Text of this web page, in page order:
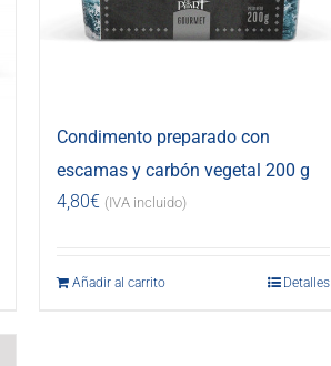
Condimento preparado con
escamas y carbón vegetal 200 g
4,80€ (IVA incluido)
Añadir al carrito Detalles